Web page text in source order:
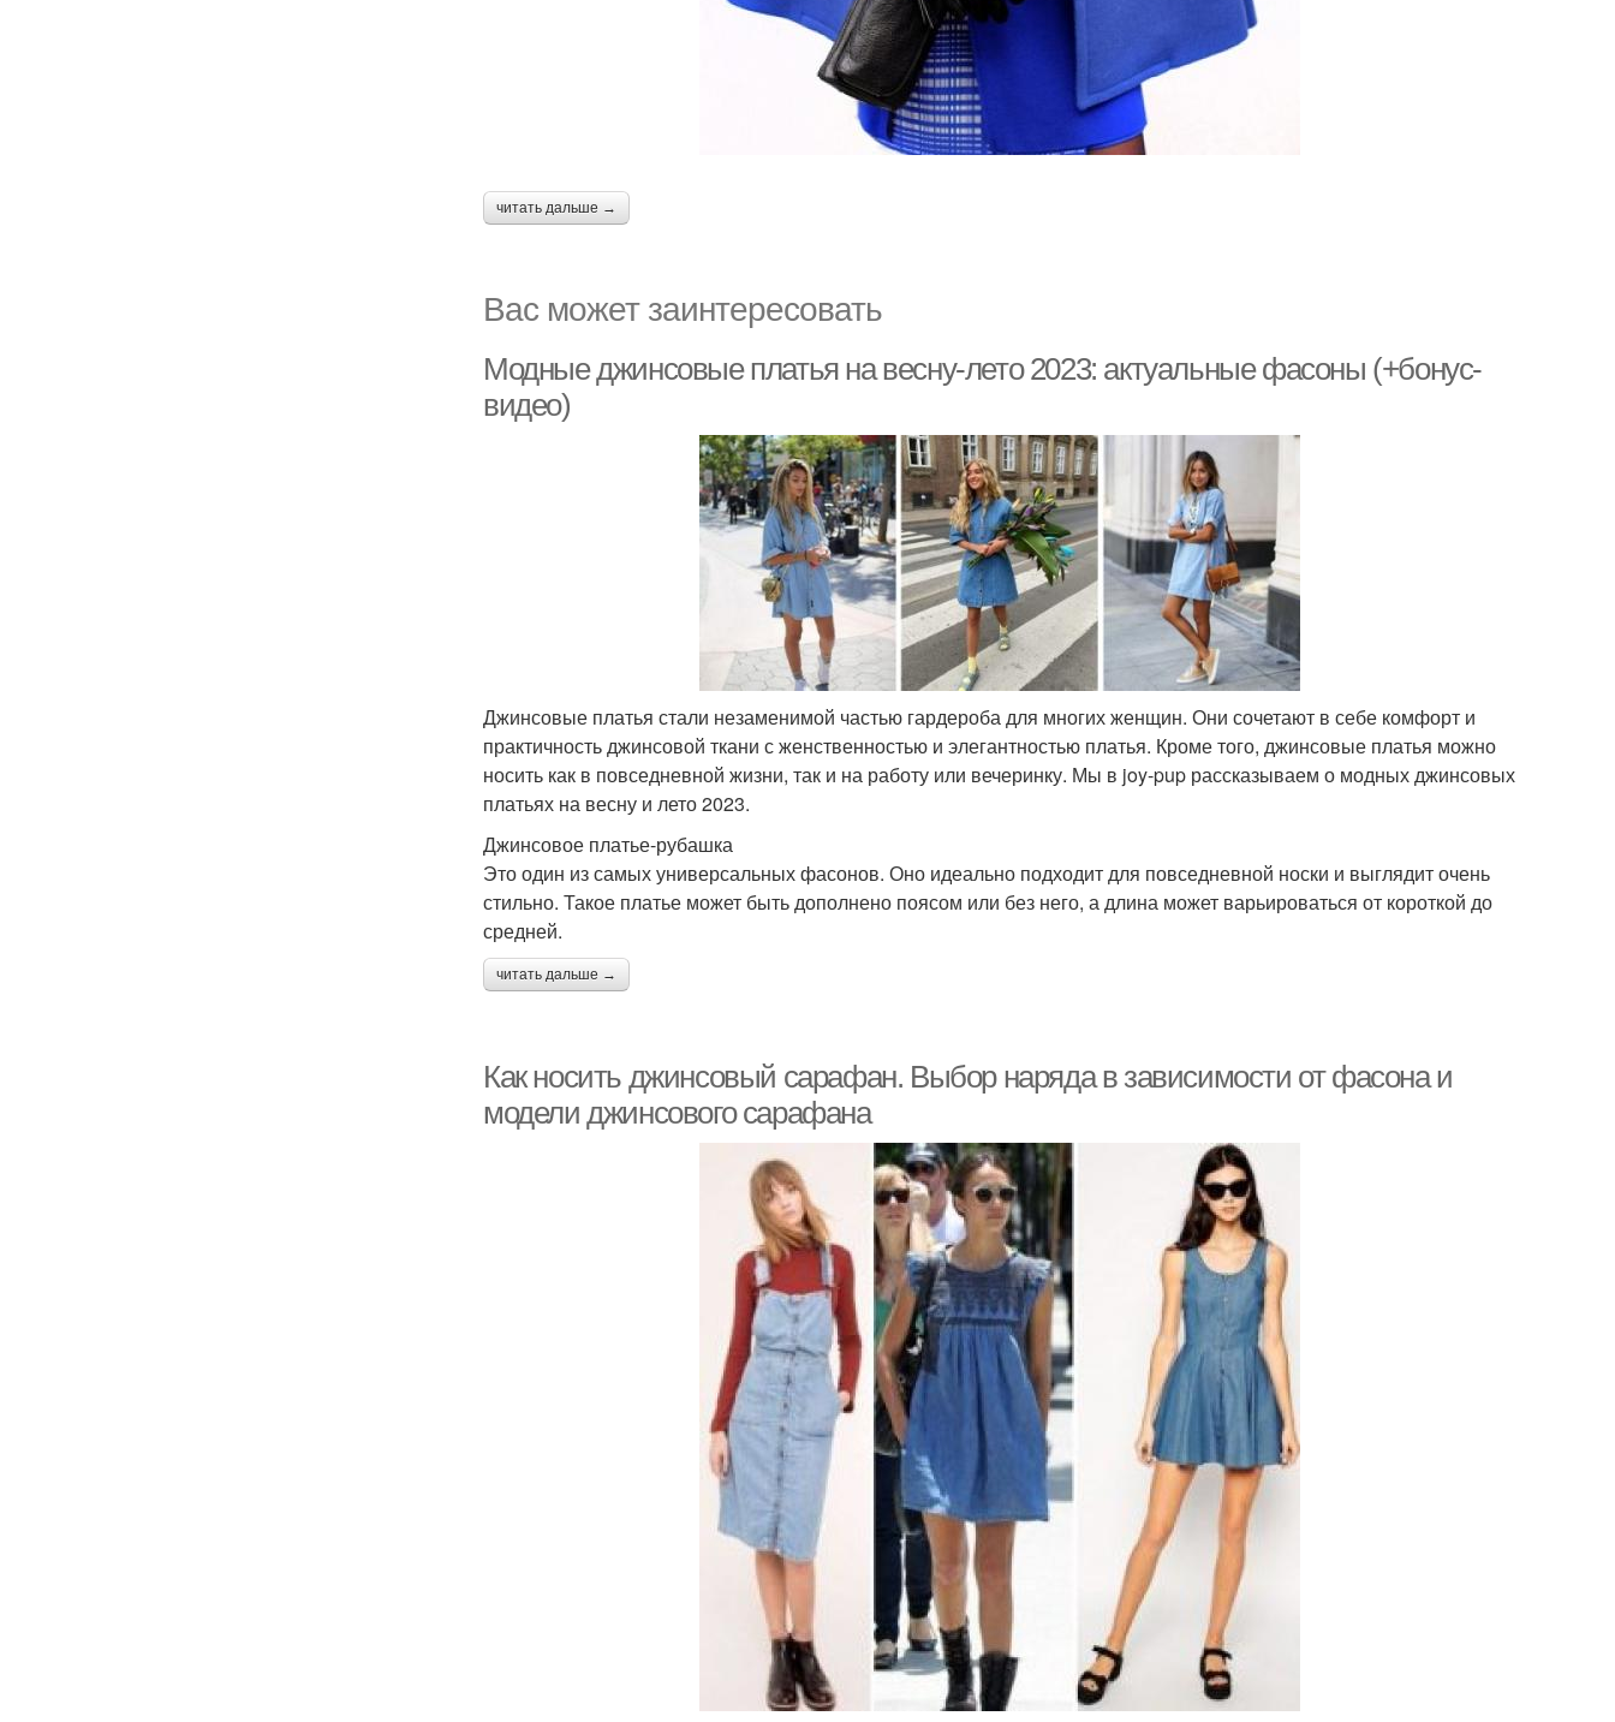
читать дальше →
Вас может заинтересовать
Модные джинсовые платья на весну-лето 2023: актуальные фасоны (+бонус-
видео)
Джинсовые платья стали незаменимой частью гардероба для многих женщин. Они сочетают в себе комфорт и
практичность джинсовой ткани с женственностью и элегантностью платья. Кроме того, джинсовые платья можно
носить как в повседневной жизни, так и на работу или вечеринку. Мы в joy-pup рассказываем о модных джинсовых
платьях на весну и лето 2023.
Джинсовое платье-рубашка
Это один из самых универсальных фасонов. Оно идеально подходит для повседневной носки и выглядит очень
стильно. Такое платье может быть дополнено поясом или без него, а длина может варьироваться от короткой до
средней.
читать дальше →
Как носить джинсовый сарафан. Выбор наряда в зависимости от фасона и
модели джинсового сарафана